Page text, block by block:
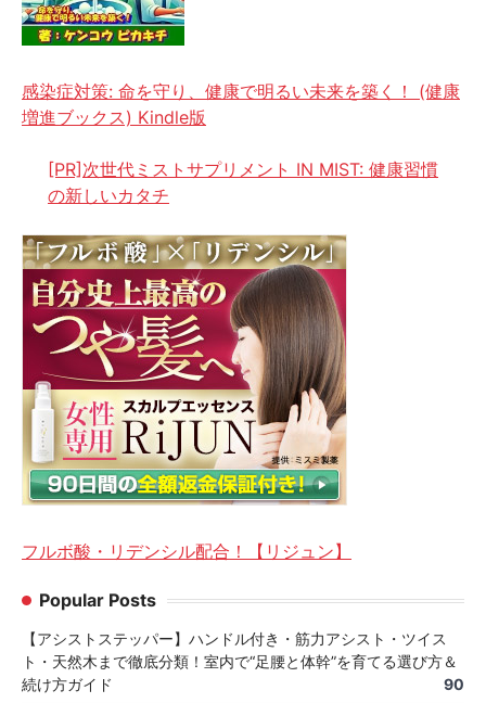
感染症対策: 命を守り、健康で明るい未来を築く！ (健康
増進ブックス) Kindle版
[PR]次世代ミストサプリメント IN MIST: 健康習慣
の新しいカタチ
フルボ酸・リデンシル配合！【リジュン】
Popular Posts
【アシストステッパー】ハンドル付き・筋力アシスト・ツイス
ト・天然木まで徹底分類！室内で“足腰と体幹”を育てる選び方＆
続け方ガイド
90